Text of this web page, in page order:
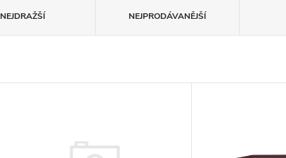
NEJDRAŽŠÍ NEJPRODÁVANĚJŠÍ